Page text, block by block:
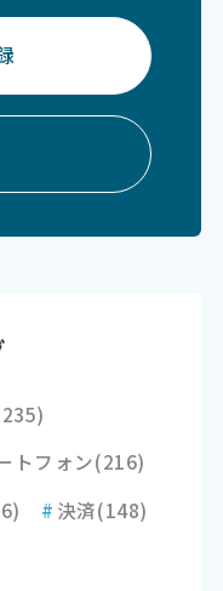
トフォン(216)
# 決済(148)